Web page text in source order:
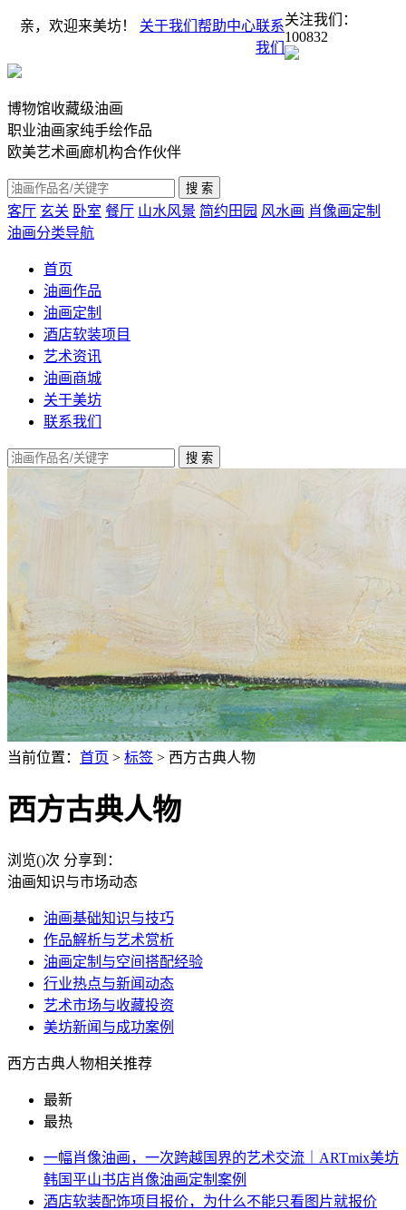
亲，欢迎来美坊！ 关于我们 帮助中心联系
我们
关注我们：
100832
博物馆收藏级油画
职业油画家纯手绘作品
欧美艺术画廊机构合作伙伴
客厅 玄关 卧室 餐厅 山水风景 简约田园 风水画 肖像画定制
油画分类导航
首页
油画作品
油画定制
酒店软装项目
艺术资讯
油画商城
关于美坊
联系我们
当前位置： 首页 > 标签 > 西方古典人物
西方古典人物
浏览()次 分享到：
油画知识与市场动态
油画基础知识与技巧
作品解析与艺术赏析
油画定制与空间搭配经验
行业热点与新闻动态
艺术市场与收藏投资
美坊新闻与成功案例
西方古典人物相关推荐
最新
最热
一幅肖像油画，一次跨越国界的艺术交流｜ARTmix美坊
韩国平山书店肖像油画定制案例
酒店软装配饰项目报价，为什么不能只看图片就报价